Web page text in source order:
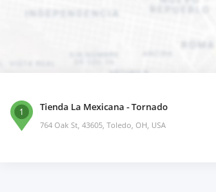
1 Tienda La Mexicana - Tornado
764 Oak St, 43605, Toledo, OH, USA